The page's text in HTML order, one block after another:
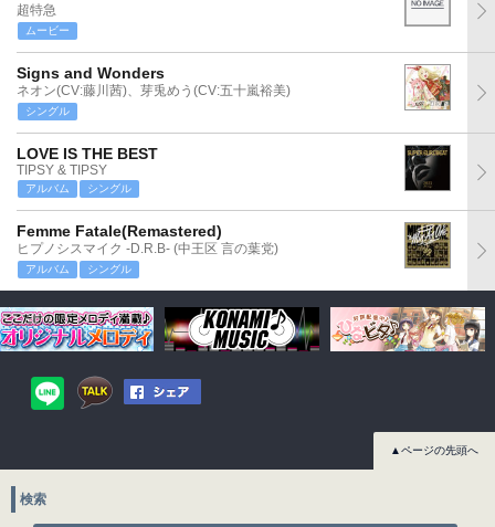
超特急
ムービー
Signs and Wonders
ネオン(CV:藤川茜)、芽兎めう(CV:五十嵐裕美)
シングル
LOVE IS THE BEST
TIPSY & TIPSY
アルバム シングル
Femme Fatale(Remastered)
ヒプノシスマイク -D.R.B- (中王区 言の葉党)
アルバム シングル
▲ページの先頭へ
検索